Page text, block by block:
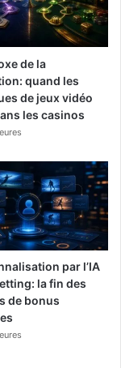
de la
quand les
de jeux vidéo
les casinos
par l’IA
la fin des
de bonus